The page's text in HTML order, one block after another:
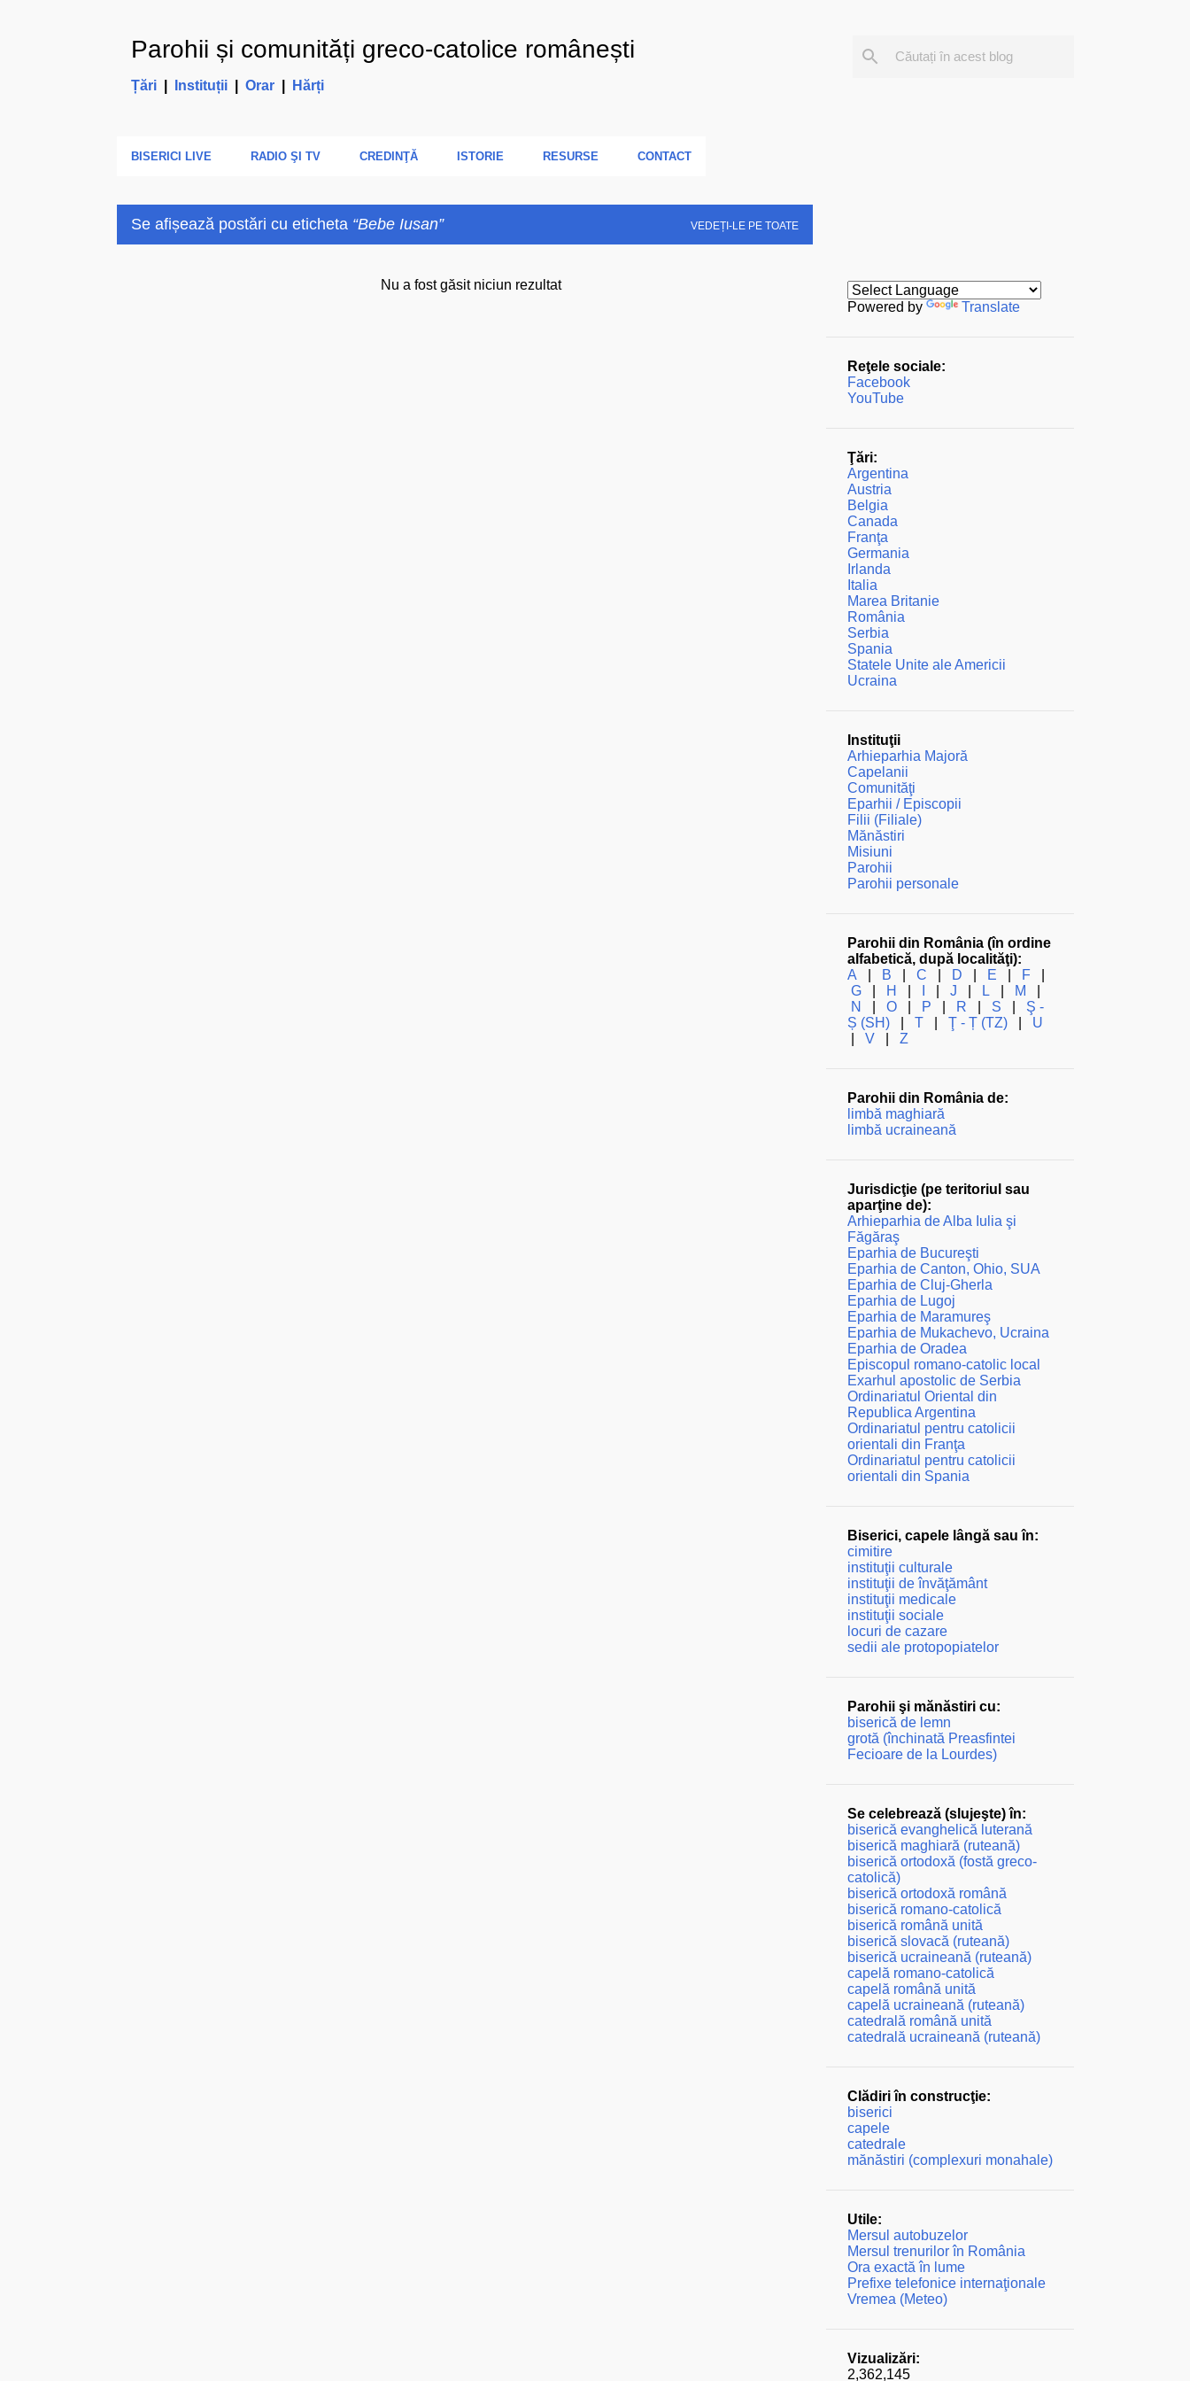
Parohii și comunități greco-catolice românești
Țări| Instituții| Orar| Hărți
BISERICI LIVE RADIO ŞI TV CREDINŢĂ ISTORIE RESURSE CONTACT
Se afișează postări cu eticheta Bebe Iusan VEDEȚI-LE PE TOATE
Nu a fost găsit niciun rezultat
Powered by
Translate
Reţele sociale:
Facebook
YouTube
Ţări:
Argentina
Austria
Belgia
Canada
Franţa
Germania
Irlanda
Italia
Marea Britanie
România
Serbia
Spania
Statele Unite ale Americii
Ucraina
Instituţii
Arhieparhia Majoră
Capelanii
Comunităţi
Eparhii / Episcopii
Filii (Filiale)
Mănăstiri
Misiuni
Parohii
Parohii personale
Parohii din România (în ordine
alfabetică, după localităţi):
A
B C D E F|
G| H J L M
N
O| P R S
Ş -
Ș (SH)| T| Ţ - Ț (TZ)| U
V| Z
Parohii din România de:
limbă maghiară
limbă ucraineană
Jurisdicţie (pe teritoriul sau
aparţine de):
Arhieparhia de Alba Iulia şi
Făgăraş
Eparhia de Bucureşti
Eparhia de Canton, Ohio, SUA
Eparhia de Cluj-Gherla
Eparhia de Lugoj
Eparhia de Maramureş
Eparhia de Mukachevo, Ucraina
Eparhia de Oradea
Episcopul romano-catolic local
Exarhul apostolic de Serbia
Ordinariatul Oriental din
Republica Argentina
Ordinariatul pentru catolicii
orientali din Franţa
Ordinariatul pentru catolicii
orientali din Spania
Biserici, capele lângă sau în:
cimitire
instituţii culturale
instituţii de învăţământ
instituţii medicale
instituţii sociale
locuri de cazare
sedii ale protopopiatelor
Parohii şi mănăstiri cu:
biserică de lemn
grotă (închinată Preasfintei
Fecioare de la Lourdes)
Se celebrează (slujeşte) în:
biserică evanghelică luterană
biserică maghiară (ruteană)
biserică ortodoxă (fostă greco-
catolică)
biserică ortodoxă română
biserică romano-catolică
biserică română unită
biserică slovacă (ruteană)
biserică ucraineană (ruteană)
capelă romano-catolică
capelă română unită
capelă ucraineană (ruteană)
catedrală română unită
catedrală ucraineană (ruteană)
Clădiri în construcţie:
biserici
capele
catedrale
mănăstiri (complexuri monahale)
Utile:
Mersul autobuzelor
Mersul trenurilor în România
Ora exactă în lume
Prefixe telefonice internaţionale
Vremea (Meteo)
Vizualizări:
2,362,145